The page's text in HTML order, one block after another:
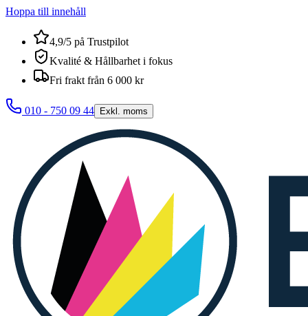
Hoppa till innehåll
4,9/5 på Trustpilot
Kvalité & Hållbarhet i fokus
Fri frakt från 6 000 kr
010 - 750 09 44 Exkl. moms